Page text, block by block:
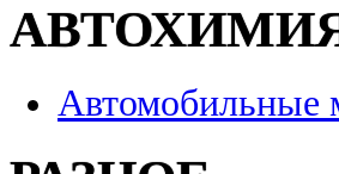
Автомобильные